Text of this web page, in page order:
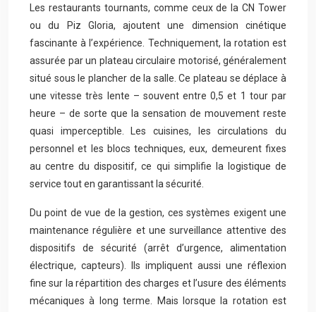
Les restaurants tournants, comme ceux de la CN Tower
ou du Piz Gloria, ajoutent une dimension cinétique
fascinante à l’expérience. Techniquement, la rotation est
assurée par un plateau circulaire motorisé, généralement
situé sous le plancher de la salle. Ce plateau se déplace à
une vitesse très lente – souvent entre 0,5 et 1 tour par
heure – de sorte que la sensation de mouvement reste
quasi imperceptible. Les cuisines, les circulations du
personnel et les blocs techniques, eux, demeurent fixes
au centre du dispositif, ce qui simplifie la logistique de
service tout en garantissant la sécurité.
Du point de vue de la gestion, ces systèmes exigent une
maintenance régulière et une surveillance attentive des
dispositifs de sécurité (arrêt d’urgence, alimentation
électrique, capteurs). Ils impliquent aussi une réflexion
fine sur la répartition des charges et l’usure des éléments
mécaniques à long terme. Mais lorsque la rotation est